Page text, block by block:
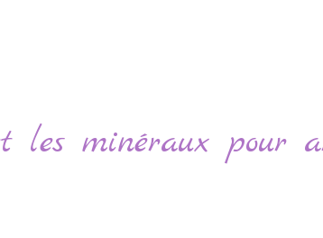
les minéraux pour